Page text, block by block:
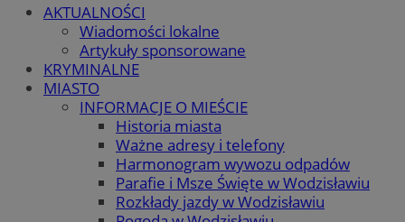
AKTUALNOŚCI
Wiadomości lokalne
Artykuły sponsorowane
KRYMINALNE
MIASTO
INFORMACJE O MIEŚCIE
Historia miasta
Ważne adresy i telefony
Harmonogram wywozu odpadów
Parafie i Msze Święte w Wodzisławiu
Rozkłady jazdy w Wodzisławiu